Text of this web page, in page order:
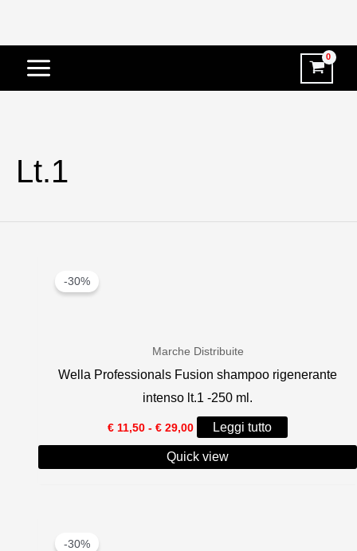
Lt.1
-30%
Marche Distribuite
Wella Professionals Fusion shampoo rigenerante
intenso lt.1 -250 ml.
€ 11,50 - € 29,00 Fascia
di
prezzo:
da
Leggi tutto
Quick view
-30%